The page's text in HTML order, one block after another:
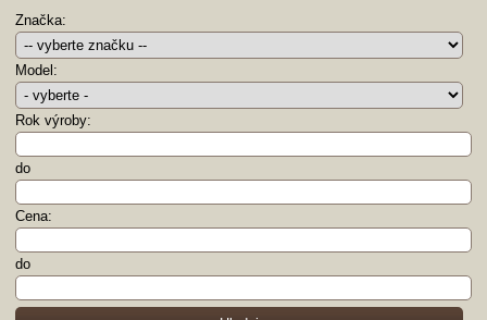
Značka:
Model:
Rok výroby:
do
Cena:
do